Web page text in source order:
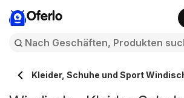
Oferlo
Kleider, Schuhe und Sport